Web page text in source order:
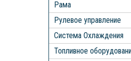
Рама
Рулевое управление
Система Охлаждения
Топливное